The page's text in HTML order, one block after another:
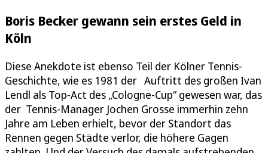
Boris Becker gewann sein erstes Geld in
Köln
Diese Anekdote ist ebenso Teil der Kölner Tennis-
Geschichte, wie es 1981 der Auftritt des großen Ivan
Lendl als Top-Act des „Cologne-Cup“ gewesen war, das
der Tennis-Manager Jochen Grosse immerhin zehn
Jahre am Leben erhielt, bevor der Standort das
Rennen gegen Städte verlor, die höhere Gagen